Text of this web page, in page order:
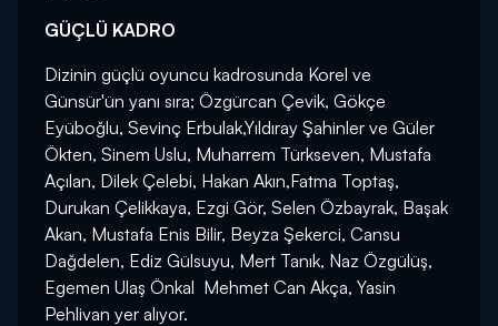
GÜÇLÜ KADRO
Dizinin güçlü oyuncu kadrosunda Korel ve
Günsür'ün yanı sıra; Özgürcan Çevik, Gökçe
Eyüboğlu, Sevinç Erbulak,Yıldıray Şahinler ve Güler
Ökten, Sinem Uslu, Muharrem Türkseven, Mustafa
Açılan, Dilek Çelebi, Hakan Akın,Fatma Toptaş,
Durukan Çelikkaya, Ezgi Gör, Selen Özbayrak, Başak
Akan, Mustafa Enis Bilir, Beyza Şekerci, Cansu
Dağdelen, Ediz Gülsuyu, Mert Tanık, Naz Özgülüş,
Egemen Ulaş Önkal Mehmet Can Akça, Yasin
Pehlivan yer alıyor.